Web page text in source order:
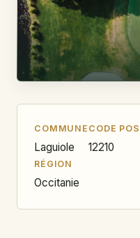
COMMUNE
Laguiole
CODE
12210
RÉGION
Occitanie